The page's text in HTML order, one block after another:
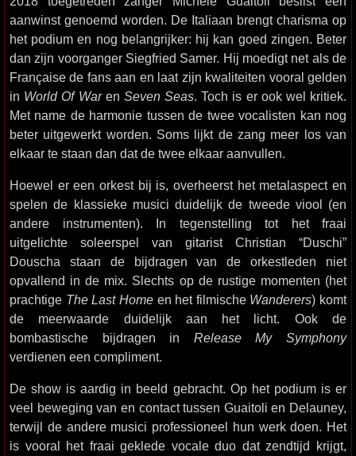
aanwinst genoemd worden. De Italiaan brengt charisma op
het podium en nog belangrijker: hij kan goed zingen. Beter
dan zijn voorganger Siegfried Samer. Hij moedigt net als de
Française de fans aan en laat zijn kwaliteiten vooral gelden
in World Of Waren Seven Seas. Toch is er ook wel kritiek.
Met name de harmonie tussen de twee vocalisten kan nog
beter uitgewerkt worden. Soms lijkt de zang meer los van
elkaar te staan dan dat de twee elkaar aanvullen.
Hoewel er een orkest bij is, overheerst het metalaspect en
spelen de klassieke musici duidelijk de tweede viool (en
andere instrumenten). In tegenstelling tot het fraai
uitgelichte soleerspel van gitarist Christian “Duschi”
Douscha staan de bijdragen van de orkestleden niet
opvallend in de mix. Slechts op de rustige momenten (het
prachtige The Last Homeen het filmische Wanderers) komt
de meerwaarde duidelijk aan het licht. Ook de
bombastische bijdragen in Release My Symphony
verdienen een compliment.
De show is aardig in beeld gebracht. Op het podium is er
veel beweging van en contact tussen Guaitoli en Delauney,
terwijl de andere musici professioneel hun werk doen. Het
is vooral het fraai geklede vocale duo dat zendtijd krijgt,